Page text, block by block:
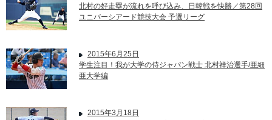
北村の好走塁が流れを呼び込み、日韓戦を快勝／第28回
ユニバーシアード競技大会 予選リーグ
2015年6月25日
学生注目！我が大学の侍ジャパン戦士 北村祥治選手/亜細
亜大学編
2015年3月18日